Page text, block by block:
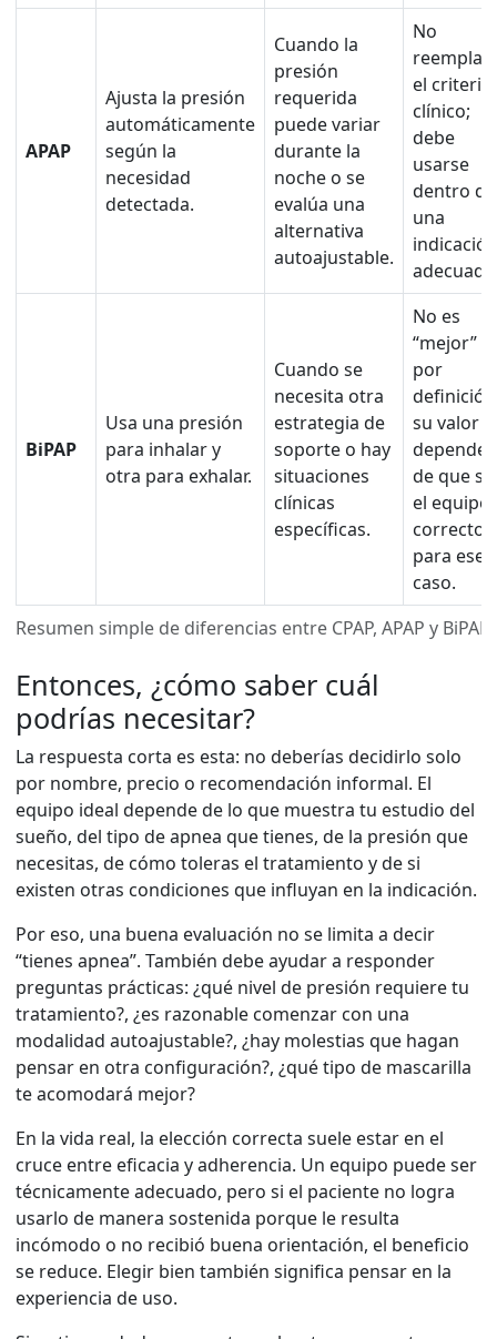
Resumen simple de diferencias entre CPAP, APAP y BiPAP
APAP
Ajusta la presión
automáticamente
según la
necesidad
detectada.
Cuando la
presión
requerida
puede variar
durante la
noche o se
evalúa una
alternativa
autoajustable.
No
el criterio
clínico;
debe
usarse
dentro de
una
indicación
BiPAP
Usa una presión
para inhalar y
otra para exhalar.
Cuando se
necesita otra
estrategia de
soporte o hay
situaciones
clínicas
específicas.
No es
“mejor”
por
su valor
depende
de que
el equipo
correcto
para ese
caso.
Entonces, ¿cómo saber cuál
podrías necesitar?
La respuesta corta es esta: no deberías decidirlo solo
por nombre, precio o recomendación informal. El
equipo ideal depende de lo que muestra tu estudio del
sueño, del tipo de apnea que tienes, de la presión que
necesitas, de cómo toleras el tratamiento y de si
existen otras condiciones que influyan en la indicación.
Por eso, una buena evaluación no se limita a decir
“tienes apnea”. También debe ayudar a responder
preguntas prácticas: ¿qué nivel de presión requiere tu
tratamiento?, ¿es razonable comenzar con una
modalidad autoajustable?, ¿hay molestias que hagan
pensar en otra configuración?, ¿qué tipo de mascarilla
te acomodará mejor?
En la vida real, la elección correcta suele estar en el
cruce entre eficacia y adherencia. Un equipo puede ser
técnicamente adecuado, pero si el paciente no logra
usarlo de manera sostenida porque le resulta
incómodo o no recibió buena orientación, el beneficio
se reduce. Elegir bien también significa pensar en la
experiencia de uso.